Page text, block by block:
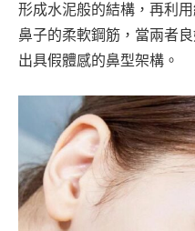
形成水泥般的結構，再利
鼻子的柔軟鋼筋，當兩者
出具假體感的鼻型架構。